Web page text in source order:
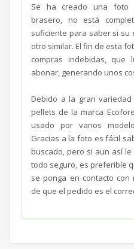
Se ha creado una foto
brasero, no está
suficiente para saber si
otro similar. El fin de esta
compras indebidas,
abonar, generando unos
Debido a la gran
pellets de la marca
usado por varios
Gracias a la foto es fácil
buscado, pero si aun así
todo seguro, es preferible
se ponga en contacto
de que el pedido es el